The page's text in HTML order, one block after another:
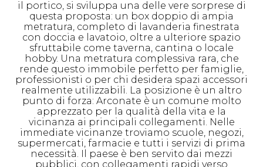
il portico, si sviluppa una delle vere sorprese di
questa proposta: un box doppio di ampia
metratura, completo di lavanderia finestrata
con doccia e lavatoio, oltre a ulteriore spazio
sfruttabile come taverna, cantina o locale
hobby. Una metratura complessiva rara, che
rende questo immobile perfetto per famiglie,
professionisti o per chi desidera spazi accessori
realmente utilizzabili. La posizione è un altro
punto di forza: Arconate è un comune molto
apprezzato per la qualità della vita e la
vicinanza ai principali collegamenti. Nelle
immediate vicinanze troviamo scuole, negozi,
supermercati, farmacie e tutti i servizi di prima
necessità. Il paese è ben servito dai mezzi
pubblici, con collegamenti rapidi verso